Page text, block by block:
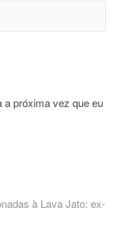
a próxima vez que eu
à Lava Jato: ex-